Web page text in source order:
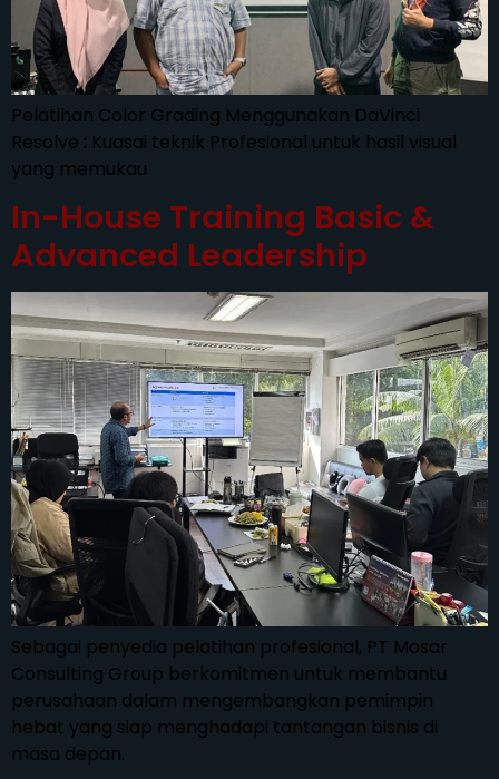
Pelatihan Color Grading Menggunakan DaVinci
Resolve : Kuasai teknik Profesional untuk hasil visual
yang memukau
In-House Training Basic &
Advanced Leadership
Sebagai penyedia pelatihan profesional, PT Mosar
Consulting Group berkomitmen untuk membantu
perusahaan dalam mengembangkan pemimpin
hebat yang siap menghadapi tantangan bisnis di
masa depan.